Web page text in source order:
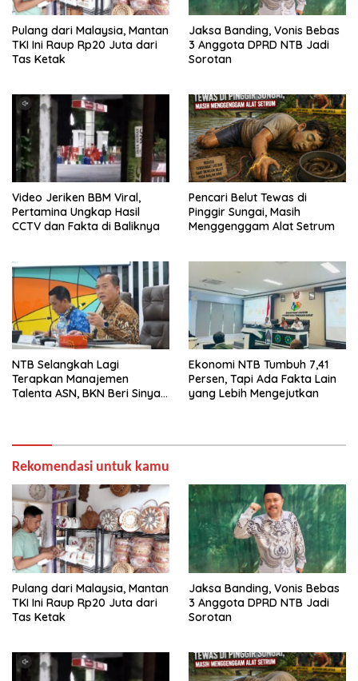
Pulang dari Malaysia, Mantan
TKI Ini Raup Rp20 Juta dari
Tas Ketak
Jaksa Banding, Vonis Bebas
3 Anggota DPRD NTB Jadi
Sorotan
Video Jeriken BBM Viral,
Pertamina Ungkap Hasil
CCTV dan Fakta di Baliknya
Pencari Belut Tewas di
Pinggir Sungai, Masih
Menggenggam Alat Setrum
NTB Selangkah Lagi
Terapkan Manajemen
Talenta ASN, BKN Beri Sinyal
Ekonomi NTB Tumbuh 7,41
Persen, Tapi Ada Fakta Lain
yang Lebih Mengejutkan
Rekomendasi untuk kamu
Pulang dari Malaysia, Mantan
TKI Ini Raup Rp20 Juta dari
Tas Ketak
Jaksa Banding, Vonis Bebas
3 Anggota DPRD NTB Jadi
Sorotan